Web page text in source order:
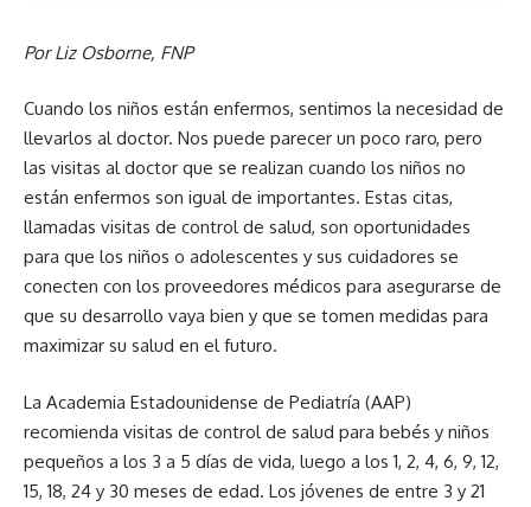
Por Liz Osborne, FNP
Cuando los niños están enfermos, sentimos la necesidad de
llevarlos al doctor. Nos puede parecer un poco raro, pero
las visitas al doctor que se realizan cuando los niños no
están enfermos son igual de importantes. Estas citas,
llamadas visitas de control de salud, son oportunidades
para que los niños o adolescentes y sus cuidadores se
conecten con los proveedores médicos para asegurarse de
que su desarrollo vaya bien y que se tomen medidas para
maximizar su salud en el futuro.
La Academia Estadounidense de Pediatría (AAP)
recomienda visitas de control de salud para bebés y niños
pequeños a los 3 a 5 días de vida, luego a los 1, 2, 4, 6, 9, 12,
15, 18, 24 y 30 meses de edad. Los jóvenes de entre 3 y 21